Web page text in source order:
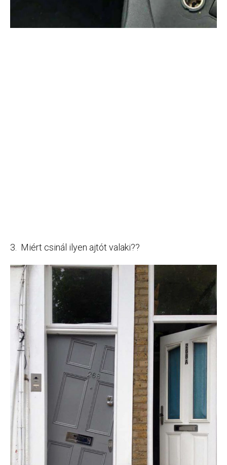
3. Miért csinál ilyen ajtót valaki??